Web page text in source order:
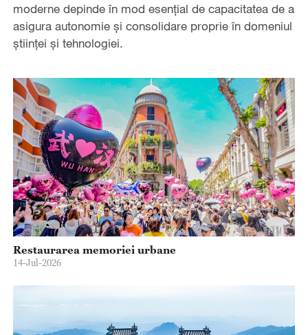
moderne depinde în mod esențial de capacitatea de a
asigura autonomie și consolidare proprie în domeniul
științei și tehnologiei.
Restaurarea memoriei urbane
14-Jul-2026